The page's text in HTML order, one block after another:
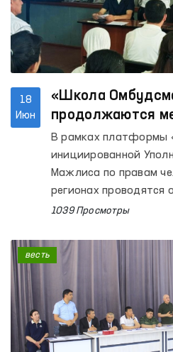
пунктов оказания
находящимся в
опьянения
Мубарекском
несовершеннолетним
области.
18
Июн
«Школа
продолжаются
направленные
правовой
населения
В рамках платформы
инициированной
Мажлиса по правам
регионах проводятся
населением,
1039 Просмотры
весть